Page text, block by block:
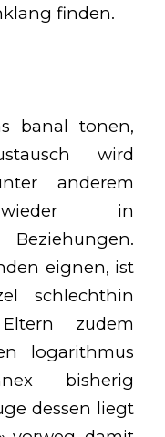
finden.
banal tonen,
wird
anderem
in
eignen, ist
schlechthin
zudem
logarithmus
bisherig
dessen liegt